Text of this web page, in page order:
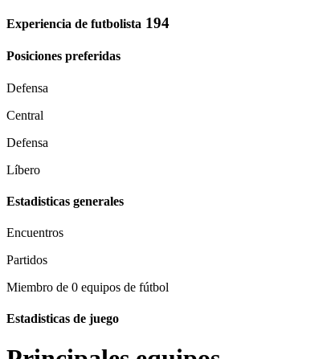
Experiencia de futbolista 194
Posiciones preferidas
Defensa
Central
Defensa
Líbero
Estadisticas generales
Encuentros
Partidos
Miembro de 0 equipos de fútbol
Estadisticas de juego